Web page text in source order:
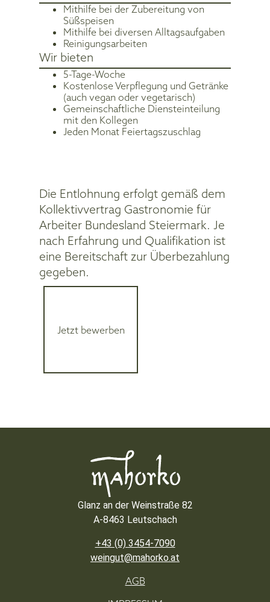
Mithilfe bei der Zubereitung von
Süßspeisen
Mithilfe bei diversen Alltagsaufgaben
Reinigungsarbeiten
Wir bieten
5-Tage-Woche
Kostenlose Verpflegung und Getränke
(auch vegan oder vegetarisch)
Gemeinschaftliche Diensteinteilung
mit den Kollegen
Jeden Monat Feiertagszuschlag
Die Entlohnung erfolgt gemäß dem
Kollektivvertrag Gastronomie für
Arbeiter Bundesland Steiermark. Je
nach Erfahrung und Qualifikation ist
eine Bereitschaft zur Überbezahlung
gegeben.
Jetzt bewerben
Glanz an der Weinstraße 82
A-8463 Leutschach
+43 (0) 3454-7090
weingut@mahorko.at
AGB